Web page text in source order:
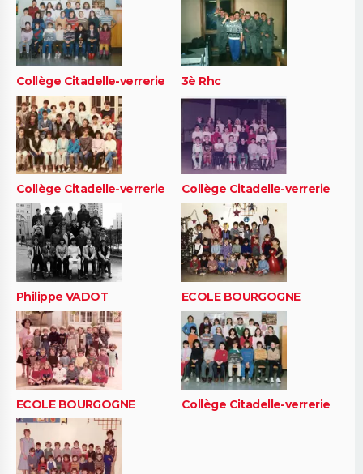
Collège Citadelle-verrerie 3è Rhc
Collège Citadelle-verrerie Collège Citadelle-verrerie
Philippe VADOT ECOLE BOURGOGNE
ECOLE BOURGOGNE Collège Citadelle-verrerie